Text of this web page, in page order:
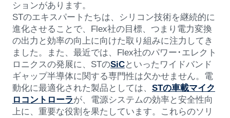
ションがあります。
STのエキスパートたちは、シリコン技術を継続的に
進化させることで、Flex社の目標、つまり電力変換
の出力と効率の向上に向けた取り組みに注力してき
ました。また、最近では、Flex社のパワー･エレクト
ロニクスの発展に、STのSiCといったワイドバンド
ギャップ半導体に関する専門性は欠かせません。電
動化に最適化された製品としては、 STの車載マイク
ロコントローラが、電源システムの効率と安全性向
上に、重要な役割を果たしています。これらのソリ